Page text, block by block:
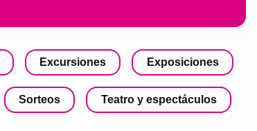
Excursiones Exposiciones
Sorteos Teatro y espectáculos